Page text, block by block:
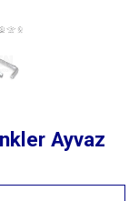
Ayvaz